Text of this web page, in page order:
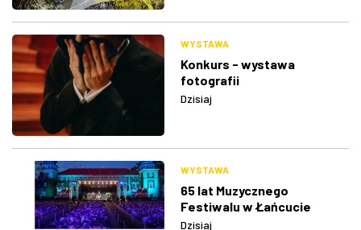
WYSTAWA
Konkurs - wystawa
fotografii
Dzisiaj
WYSTAWA
65 lat Muzycznego
Festiwalu w Łańcucie
Dzisiaj